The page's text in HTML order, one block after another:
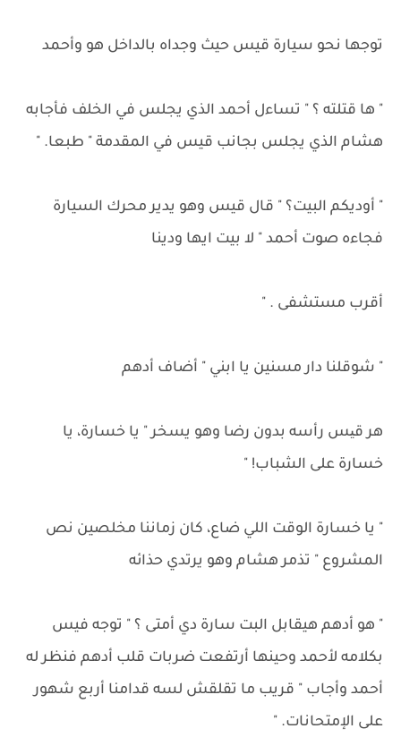
توجها نحو سيارة قيس حيث وجداه بالداخل هو وأحمد
" ها قتلته ؟ " تساءل أحمد الذي يجلس في الخلف فأجابه
هشام الذي يجلس بجانب قيس في المقدمة " طبعا. "
" أوديكم البيت؟ " قال قيس وهو يدير محرك السيارة
فجاءه صوت أحمد " لا بيت ايها ودينا
أقرب مستشفى . "
" شوقلنا دار مسنين يا ابني " أضاف أدهم
هر قیس رأسه بدون رضا وهو يسخر " يا خسارة، يا
خسارة على الشباب! "
" يا خسارة الوقت اللي ضاع، كان زماننا مخلصين نص
المشروع " تذمر هشام وهو يرتدي حذائه
" هو أدهم هيقابل البت سارة دي أمتى ؟ " توجه فيس
بكلامه لأحمد وحينها أرتفعت ضربات قلب أدهم فنظر له
أحمد وأجاب " قريب ما تقلقش لسه قدامنا أربع شهور
على الإمتحانات. "